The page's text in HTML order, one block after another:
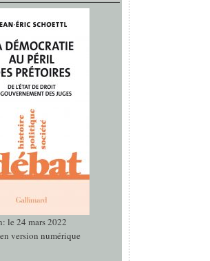
le 24 mars 2022
version numérique